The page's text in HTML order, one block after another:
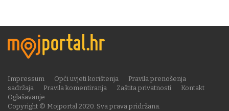
Copyright © Mojportal 2020. Sva prava pridržana.
Impressum Opći uvjeti korištenja
Pravila prenošenja
sadržaja
Pravila komentiranja Zaštita privatnosti
Kontakt
Oglašavanje